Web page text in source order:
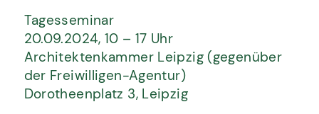
Tagesseminar
20.09.2024, 10 – 17 Uhr
Architektenkammer Leipzig (gegenüber
der Freiwilligen-Agentur)
Dorotheenplatz 3, Leipzig